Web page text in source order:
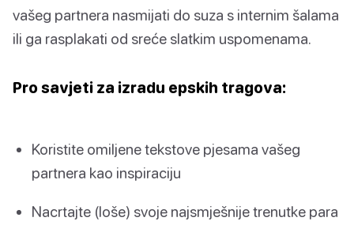
vašeg partnera nasmijati do suza s internim šalama
ili ga rasplakati od sreće slatkim uspomenama.
Pro savjeti za izradu epskih tragova:
Koristite omiljene tekstove pjesama vašeg
partnera kao inspiraciju
Nacrtajte (loše) svoje najsmješnije trenutke para